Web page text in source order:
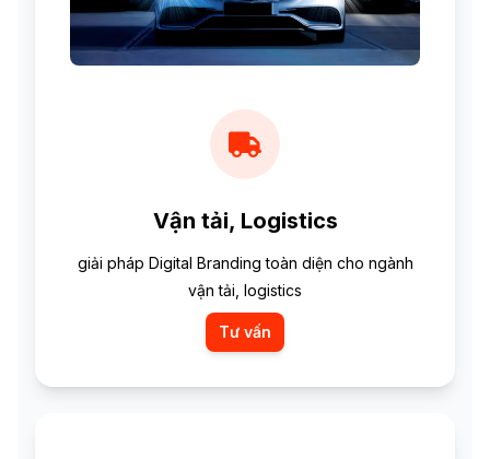
Vận tải, Logistics
giải pháp Digital Branding toàn diện cho ngành
vận tải, logistics
Tư vấn